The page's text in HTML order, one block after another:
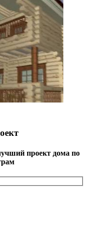
проект дома по